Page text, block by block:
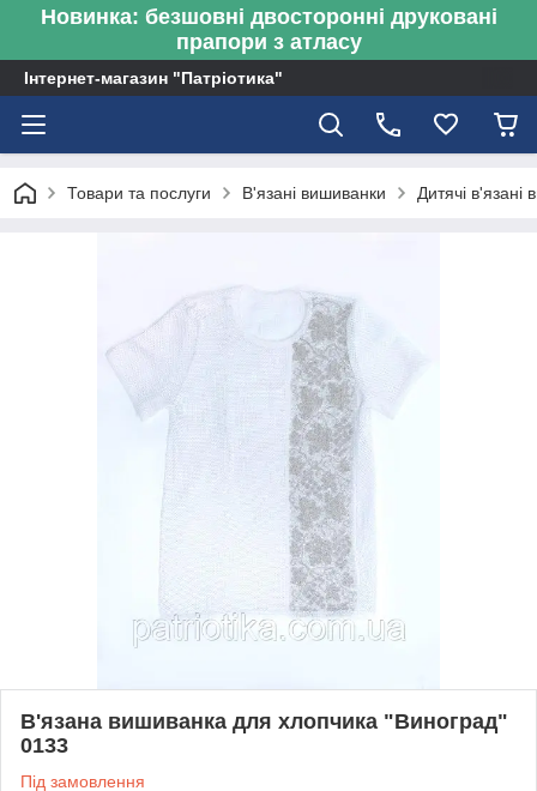
Новинка: безшовні двосторонні друковані
прапори з атласу
Інтернет-магазин "Патріотика"
Товари та послуги В'язані вишиванки Дитячі в'язані
В'язана вишиванка для хлопчика "Виноград"
0133
Під замовлення